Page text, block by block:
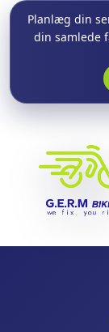
Planlæg din
din samlede